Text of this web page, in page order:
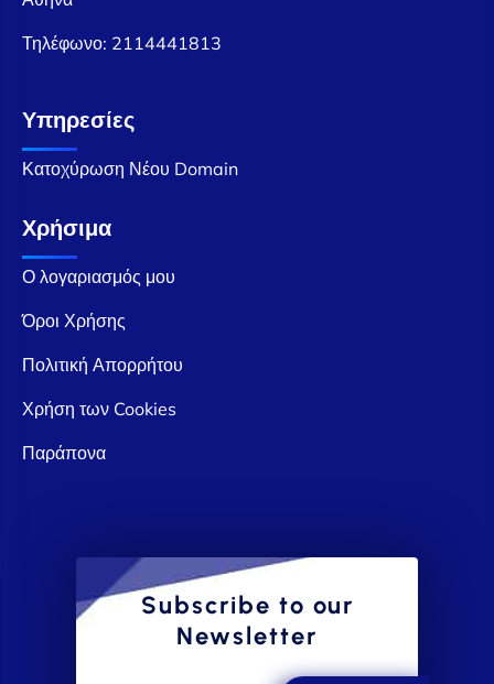
Τηλέφωνο: 2114441813
Υπηρεσίες
Κατοχύρωση Νέου Domain
Χρήσιμα
Ο λογαριασμός μου
Όροι Χρήσης
Πολιτική Απορρήτου
Χρήση των Cookies
Παράπονα
Subscribe to our
Newsletter